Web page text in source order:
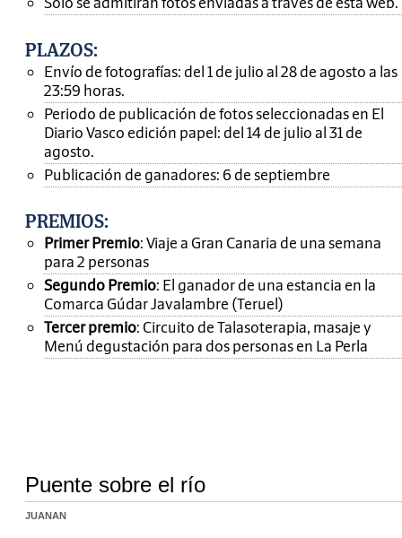
PLAZOS:
Envío de fotografías: del 1 de julio al 28 de agosto a las
23:59 horas.
Periodo de publicación de fotos seleccionadas en El
Diario Vasco edición papel: del 14 de julio al 31 de
agosto.
Publicación de ganadores: 6 de septiembre
PREMIOS:
Primer Premio: Viaje a Gran Canaria de una semana
para 2 personas
Segundo Premio: El ganador de una estancia en la
Comarca Gúdar Javalambre (Teruel)
Tercer premio: Circuito de Talasoterapia, masaje y
Menú degustación para dos personas en La Perla
Puente sobre el río
JUANAN